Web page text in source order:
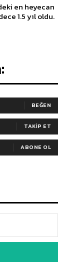
en heyecan
1.5 yıl oldu.
BEĞEN
TAKIP ET
ABONE OL